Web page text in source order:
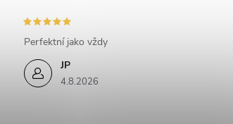
JP
4.8.2026
Perfektní jako vždy